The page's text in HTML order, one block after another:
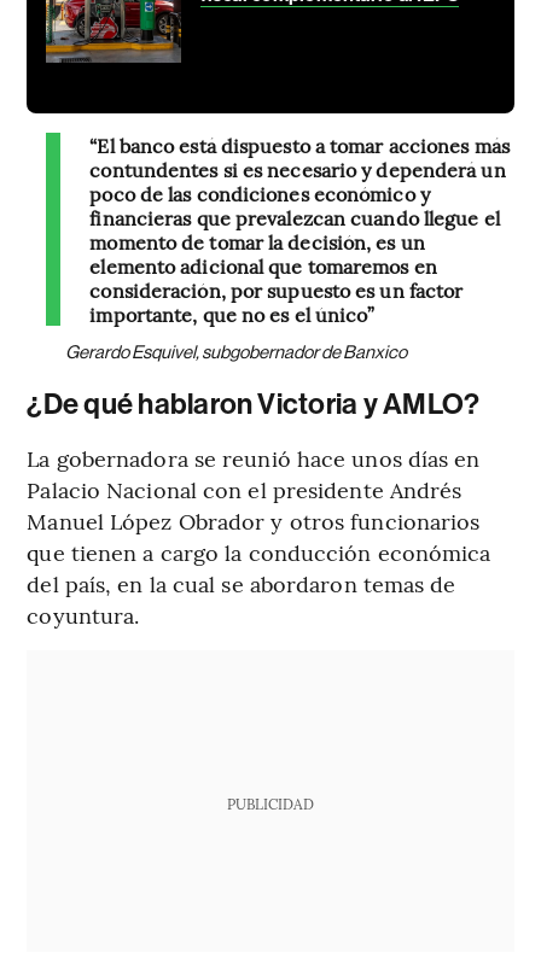
“El banco está dispuesto a tomar acciones más
contundentes si es necesario y dependerá un
poco de las condiciones económico y
financieras que prevalezcan cuando llegue el
momento de tomar la decisión, es un
elemento adicional que tomaremos en
consideración, por supuesto es un factor
importante, que no es el único”
Gerardo Esquivel, subgobernador de Banxico
¿De qué hablaron Victoria y AMLO?
La gobernadora se reunió hace unos días en
Palacio Nacional con el presidente Andrés
Manuel López Obrador y otros funcionarios
que tienen a cargo la conducción económica
del país, en la cual se abordaron temas de
coyuntura.
PUBLICIDAD